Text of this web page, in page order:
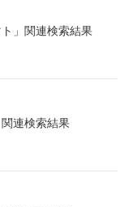
」関連検索結果
連検索結果